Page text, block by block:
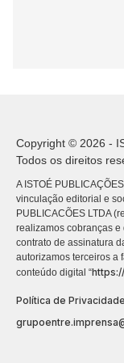
Copyright © 2026 -
Todos os direitos
A ISTOÉ
vinculação editorial e
PUBLICACÕES LTDA
realizamos cobranças
contrato de assinatura
autorizamos terceiros a
conteúdo digital “
Política de Privacidade